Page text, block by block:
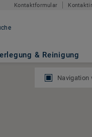
Kontaktformular
& Reinigung
Navigation